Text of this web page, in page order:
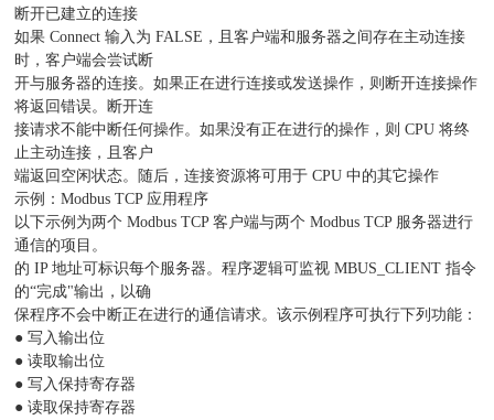
断开已建立的连接
如果 Connect 输入为 FALSE，且客户端和服务器之间存在主动连接
时，客户端会尝试断
开与服务器的连接。如果正在进行连接或发送操作，则断开连接操作
将返回错误。断开连
接请求不能中断任何操作。如果没有正在进行的操作，则 CPU 将终
止主动连接，且客户
端返回空闲状态。随后，连接资源将可用于 CPU 中的其它操作
示例：Modbus TCP 应用程序
以下示例为两个 Modbus TCP 客户端与两个 Modbus TCP 服务器进行
通信的项目。
的 IP 地址可标识每个服务器。程序逻辑可监视 MBUS_CLIENT 指令
的“完成"输出，以确
保程序不会中断正在进行的通信请求。该示例程序可执行下列功能：
● 写入输出位
● 读取输出位
● 写入保持寄存器
● 读取保持寄存器